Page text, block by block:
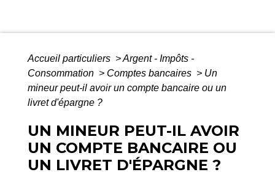
Accueil particuliers >Argent - Impôts -
Consommation > Comptes bancaires > Un
mineur peut-il avoir un compte bancaire ou un
livret d'épargne ?
UN MINEUR PEUT-IL AVOIR
UN COMPTE BANCAIRE OU
UN LIVRET D'ÉPARGNE ?